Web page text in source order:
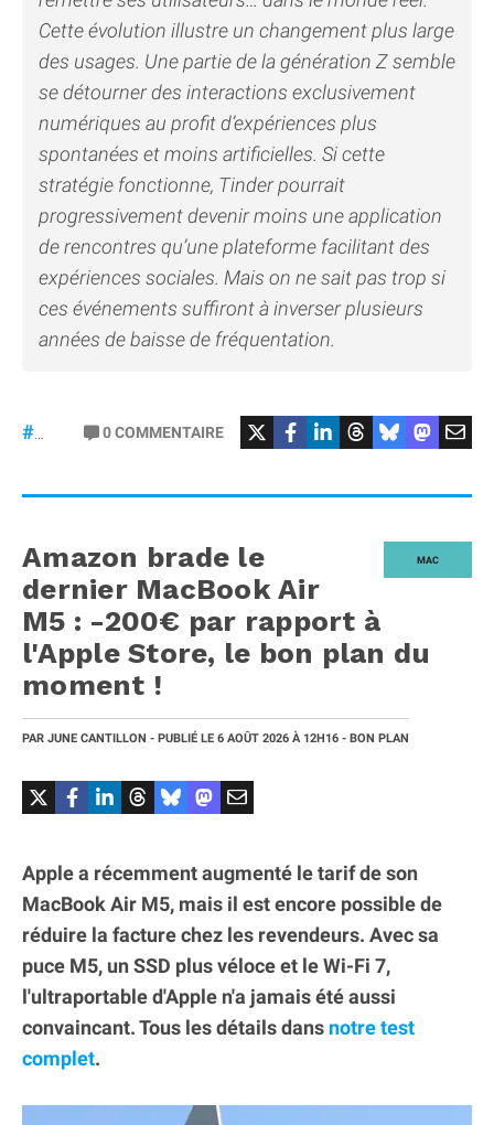
Cette évolution illustre un changement plus large
des usages. Une partie de la génération Z semble
se détourner des interactions exclusivement
numériques au profit d’expériences plus
spontanées et moins artificielles. Si cette
stratégie fonctionne, Tinder pourrait
progressivement devenir moins une application
de rencontres qu’une plateforme facilitant des
expériences sociales. Mais on ne sait pas trop si
ces événements suffiront à inverser plusieurs
années de baisse de fréquentation.
0COMMENTAIRE
MAC
Amazon brade le
dernier MacBook Air
M5 : -200€ par rapport à
l'Apple Store, le bon plan du
moment !
PAR JUNE CANTILLON - PUBLIÉ LE 6 AOÛT 2026 À 12H16 - BON PLAN
Apple a récemment augmenté le tarif de son
MacBook Air M5, mais il est encore possible de
réduire la facture chez les revendeurs. Avec sa
puce M5, un SSD plus véloce et le Wi-Fi 7,
l'ultraportable d'Apple n'a jamais été aussi
convaincant. Tous les détails dans notre test
complet.